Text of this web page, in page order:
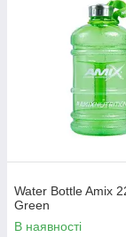
Water Bottle Amix
Green
В наявності